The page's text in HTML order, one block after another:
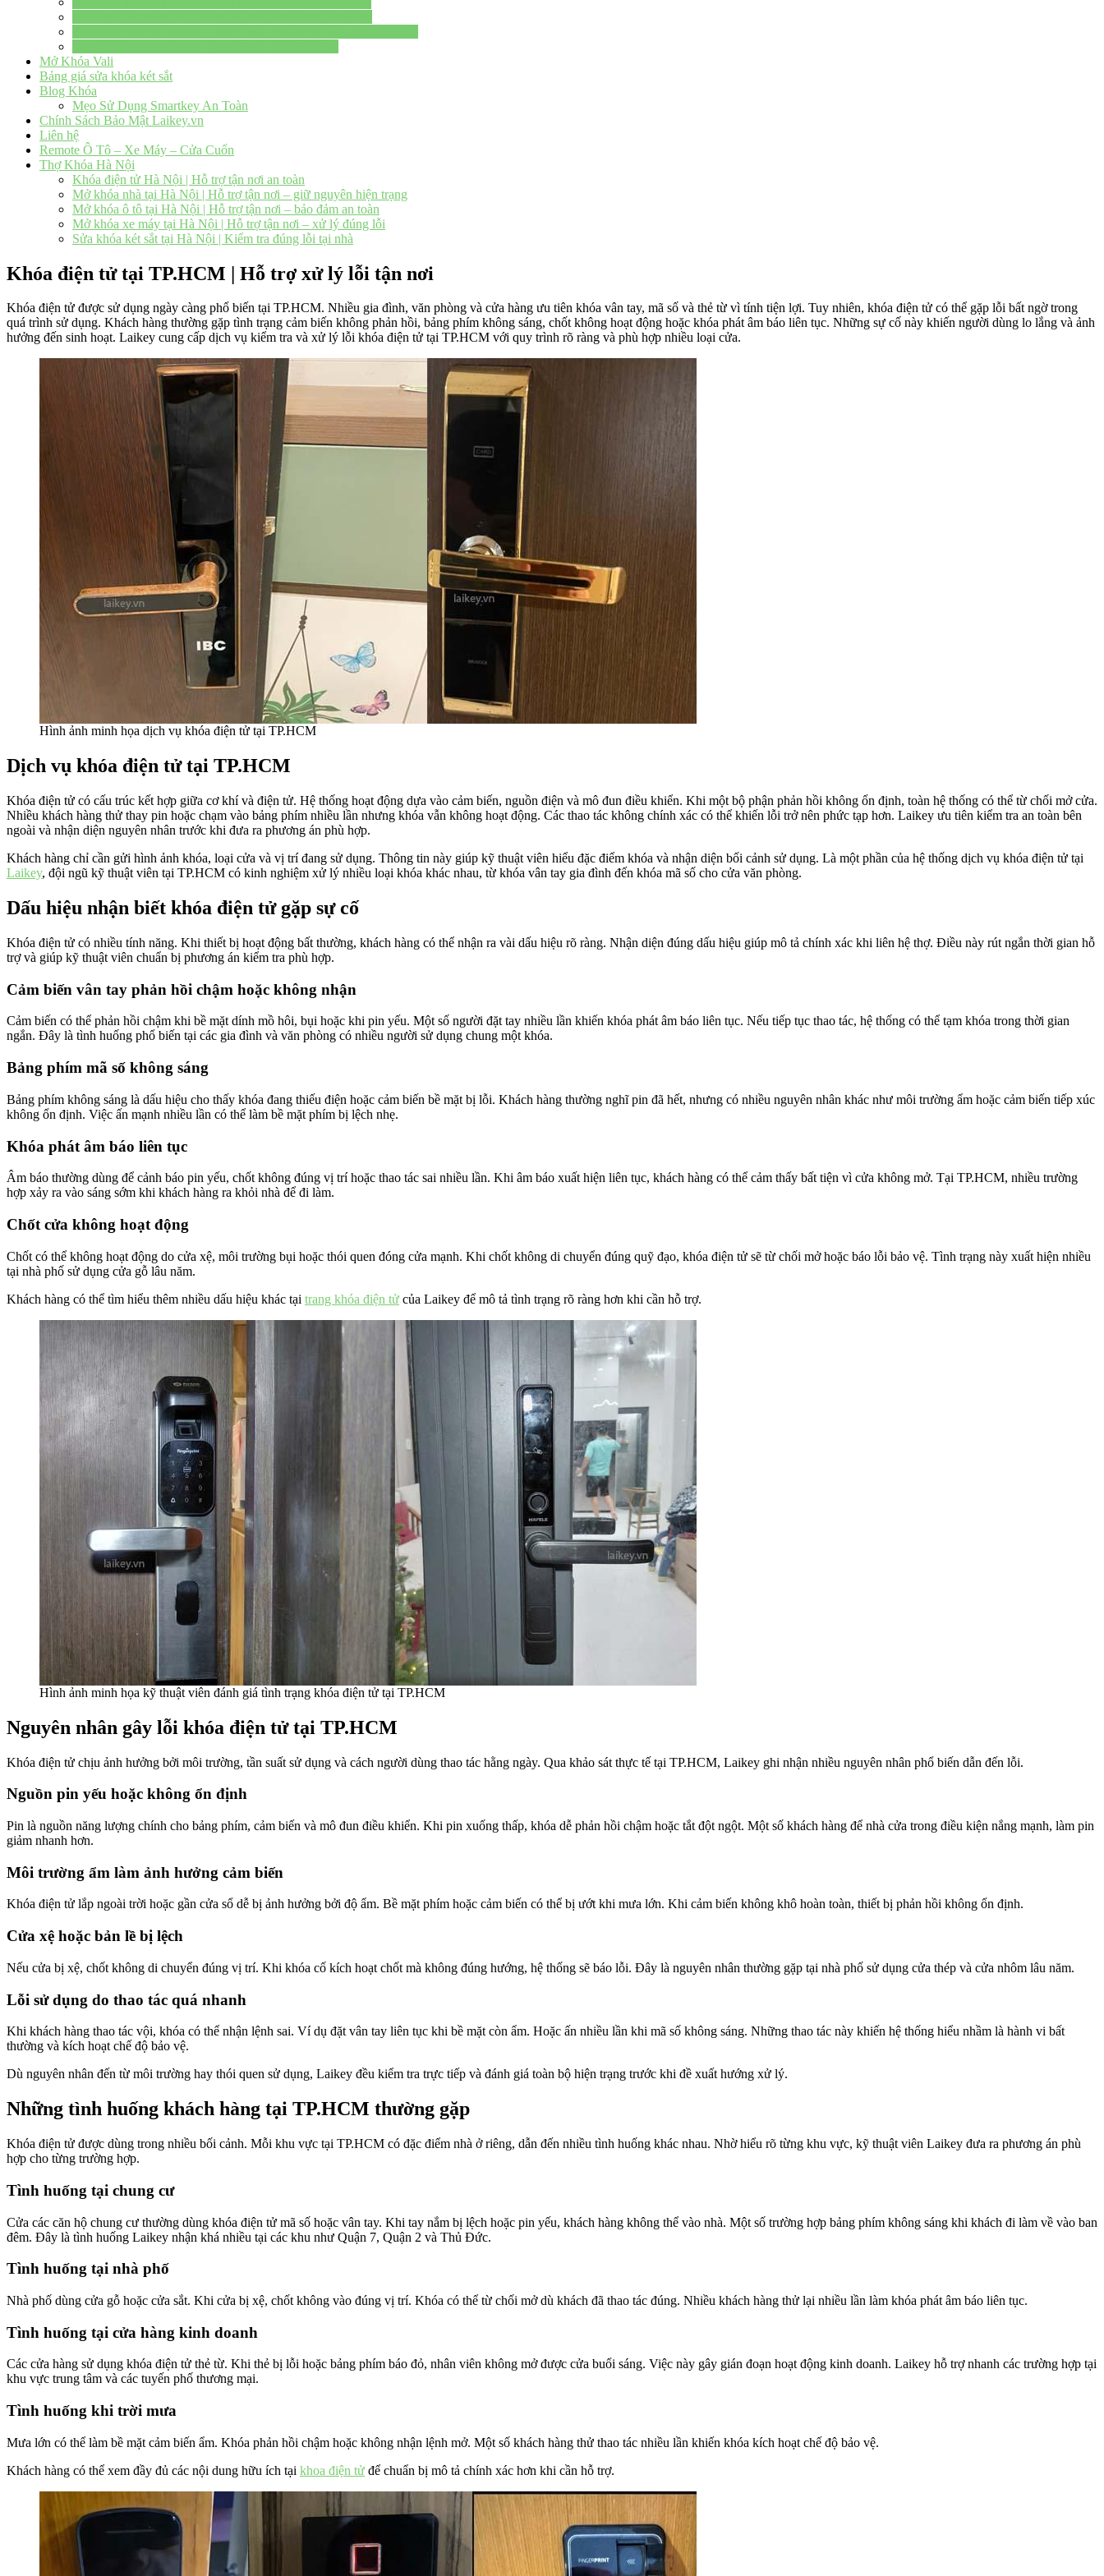
Mở Khóa Vali
Bảng giá sửa khóa két sắt
Blog Khóa
Mẹo Sử Dụng Smartkey An Toàn
Chính Sách Bảo Mật Laikey.vn
Liên hệ
Remote Ô Tô – Xe Máy – Cửa Cuốn
Thợ Khóa Hà Nội
Khóa điện tử Hà Nội | Hỗ trợ tận nơi an toàn
Mở khóa nhà tại Hà Nội | Hỗ trợ tận nơi – giữ nguyên hiện trạng
Mở khóa ô tô tại Hà Nội | Hỗ trợ tận nơi – bảo đảm an toàn
Mở khóa xe máy tại Hà Nội | Hỗ trợ tận nơi – xử lý đúng lỗi
Sửa khóa két sắt tại Hà Nội | Kiểm tra đúng lỗi tại nhà
Khóa điện tử tại TP.HCM | Hỗ trợ xử lý lỗi tận nơi
Khóa điện tử được sử dụng ngày càng phổ biến tại TP.HCM. Nhiều gia đình, văn phòng và cửa hàng ưu tiên khóa vân tay, mã số và thẻ từ vì tính tiện lợi. Tuy nhiên, khóa điện tử có thể gặp lỗi bất ngờ trong
quá trình sử dụng. Khách hàng thường gặp tình trạng cảm biến không phản hồi, bảng phím không sáng, chốt không hoạt động hoặc khóa phát âm báo liên tục. Những sự cố này khiến người dùng lo lắng và ảnh
hưởng đến sinh hoạt. Laikey cung cấp dịch vụ kiểm tra và xử lý lỗi khóa điện tử tại TP.HCM với quy trình rõ ràng và phù hợp nhiều loại cửa.
Hình ảnh minh họa dịch vụ khóa điện tử tại TP.HCM
Dịch vụ khóa điện tử tại TP.HCM
Khóa điện tử có cấu trúc kết hợp giữa cơ khí và điện tử. Hệ thống hoạt động dựa vào cảm biến, nguồn điện và mô đun điều khiển. Khi một bộ phận phản hồi không ổn định, toàn hệ thống có thể từ chối mở cửa.
Nhiều khách hàng thử thay pin hoặc chạm vào bảng phím nhiều lần nhưng khóa vẫn không hoạt động. Các thao tác không chính xác có thể khiến lỗi trở nên phức tạp hơn. Laikey ưu tiên kiểm tra an toàn bên
ngoài và nhận diện nguyên nhân trước khi đưa ra phương án phù hợp.
Khách hàng chỉ cần gửi hình ảnh khóa, loại cửa và vị trí đang sử dụng. Thông tin này giúp kỹ thuật viên hiểu đặc điểm khóa và nhận diện bối cảnh sử dụng. Là một phần của hệ thống dịch vụ khóa điện tử tại
Laikey, đội ngũ kỹ thuật viên tại TP.HCM có kinh nghiệm xử lý nhiều loại khóa khác nhau, từ khóa vân tay gia đình đến khóa mã số cho cửa văn phòng.
Dấu hiệu nhận biết khóa điện tử gặp sự cố
Khóa điện tử có nhiều tính năng. Khi thiết bị hoạt động bất thường, khách hàng có thể nhận ra vài dấu hiệu rõ ràng. Nhận diện đúng dấu hiệu giúp mô tả chính xác khi liên hệ thợ. Điều này rút ngắn thời gian hỗ
trợ và giúp kỹ thuật viên chuẩn bị phương án kiểm tra phù hợp.
Cảm biến vân tay phản hồi chậm hoặc không nhận
Cảm biến có thể phản hồi chậm khi bề mặt dính mồ hôi, bụi hoặc khi pin yếu. Một số người đặt tay nhiều lần khiến khóa phát âm báo liên tục. Nếu tiếp tục thao tác, hệ thống có thể tạm khóa trong thời gian
ngắn. Đây là tình huống phổ biến tại các gia đình và văn phòng có nhiều người sử dụng chung một khóa.
Bảng phím mã số không sáng
Bảng phím không sáng là dấu hiệu cho thấy khóa đang thiếu điện hoặc cảm biến bề mặt bị lỗi. Khách hàng thường nghĩ pin đã hết, nhưng có nhiều nguyên nhân khác như môi trường ẩm hoặc cảm biến tiếp xúc
không ổn định. Việc ấn mạnh nhiều lần có thể làm bề mặt phím bị lệch nhẹ.
Khóa phát âm báo liên tục
Âm báo thường dùng để cảnh báo pin yếu, chốt không đúng vị trí hoặc thao tác sai nhiều lần. Khi âm báo xuất hiện liên tục, khách hàng có thể cảm thấy bất tiện vì cửa không mở. Tại TP.HCM, nhiều trường
hợp xảy ra vào sáng sớm khi khách hàng ra khỏi nhà để đi làm.
Chốt cửa không hoạt động
Chốt có thể không hoạt động do cửa xệ, môi trường bụi hoặc thói quen đóng cửa mạnh. Khi chốt không di chuyển đúng quỹ đạo, khóa điện tử sẽ từ chối mở hoặc báo lỗi bảo vệ. Tình trạng này xuất hiện nhiều
tại nhà phố sử dụng cửa gỗ lâu năm.
Khách hàng có thể tìm hiểu thêm nhiều dấu hiệu khác tại trang khóa điện tử của Laikey để mô tả tình trạng rõ ràng hơn khi cần hỗ trợ.
Hình ảnh minh họa kỹ thuật viên đánh giá tình trạng khóa điện tử tại TP.HCM
Nguyên nhân gây lỗi khóa điện tử tại TP.HCM
Khóa điện tử chịu ảnh hưởng bởi môi trường, tần suất sử dụng và cách người dùng thao tác hằng ngày. Qua khảo sát thực tế tại TP.HCM, Laikey ghi nhận nhiều nguyên nhân phổ biến dẫn đến lỗi.
Nguồn pin yếu hoặc không ổn định
Pin là nguồn năng lượng chính cho bảng phím, cảm biến và mô đun điều khiển. Khi pin xuống thấp, khóa dễ phản hồi chậm hoặc tắt đột ngột. Một số khách hàng để nhà cửa trong điều kiện nắng mạnh, làm pin
giảm nhanh hơn.
Môi trường ẩm làm ảnh hưởng cảm biến
Khóa điện tử lắp ngoài trời hoặc gần cửa sổ dễ bị ảnh hưởng bởi độ ẩm. Bề mặt phím hoặc cảm biến có thể bị ướt khi mưa lớn. Khi cảm biến không khô hoàn toàn, thiết bị phản hồi không ổn định.
Cửa xệ hoặc bản lề bị lệch
Nếu cửa bị xệ, chốt không di chuyển đúng vị trí. Khi khóa cố kích hoạt chốt mà không đúng hướng, hệ thống sẽ báo lỗi. Đây là nguyên nhân thường gặp tại nhà phố sử dụng cửa thép và cửa nhôm lâu năm.
Lỗi sử dụng do thao tác quá nhanh
Khi khách hàng thao tác vội, khóa có thể nhận lệnh sai. Ví dụ đặt vân tay liên tục khi bề mặt còn ẩm. Hoặc ấn nhiều lần khi mã số không sáng. Những thao tác này khiến hệ thống hiểu nhầm là hành vi bất
thường và kích hoạt chế độ bảo vệ.
Dù nguyên nhân đến từ môi trường hay thói quen sử dụng, Laikey đều kiểm tra trực tiếp và đánh giá toàn bộ hiện trạng trước khi đề xuất hướng xử lý.
Những tình huống khách hàng tại TP.HCM thường gặp
Khóa điện tử được dùng trong nhiều bối cảnh. Mỗi khu vực tại TP.HCM có đặc điểm nhà ở riêng, dẫn đến nhiều tình huống khác nhau. Nhờ hiểu rõ từng khu vực, kỹ thuật viên Laikey đưa ra phương án phù
hợp cho từng trường hợp.
Tình huống tại chung cư
Cửa các căn hộ chung cư thường dùng khóa điện tử mã số hoặc vân tay. Khi tay nắm bị lệch hoặc pin yếu, khách hàng không thể vào nhà. Một số trường hợp bảng phím không sáng khi khách đi làm về vào ban
đêm. Đây là tình huống Laikey nhận khá nhiều tại các khu như Quận 7, Quận 2 và Thủ Đức.
Tình huống tại nhà phố
Nhà phố dùng cửa gỗ hoặc cửa sắt. Khi cửa bị xệ, chốt không vào đúng vị trí. Khóa có thể từ chối mở dù khách đã thao tác đúng. Nhiều khách hàng thử lại nhiều lần làm khóa phát âm báo liên tục.
Tình huống tại cửa hàng kinh doanh
Các cửa hàng sử dụng khóa điện tử thẻ từ. Khi thẻ bị lỗi hoặc bảng phím báo đỏ, nhân viên không mở được cửa buổi sáng. Việc này gây gián đoạn hoạt động kinh doanh. Laikey hỗ trợ nhanh các trường hợp tại
khu vực trung tâm và các tuyến phố thương mại.
Tình huống khi trời mưa
Mưa lớn có thể làm bề mặt cảm biến ẩm. Khóa phản hồi chậm hoặc không nhận lệnh mở. Một số khách hàng thử thao tác nhiều lần khiến khóa kích hoạt chế độ bảo vệ.
Khách hàng có thể xem đầy đủ các nội dung hữu ích tại khoa điện tử để chuẩn bị mô tả chính xác hơn khi cần hỗ trợ.